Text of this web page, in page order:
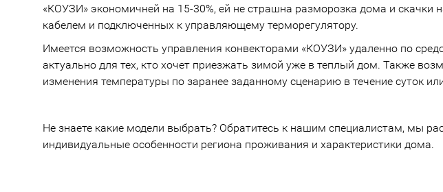
«КОУЗИ» экономичней на 15-30%, ей не страшна разморозка дома и
кабелем и подключенных к управляющему терморегулятору.
Имеется возможность управления конвекторами «КОУЗИ» удаленно по
актуально для тех, кто хочет приезжать зимой уже в теплый дом. Также
изменения температуры по заранее заданному сценарию в течение суток
Не знаете какие модели выбрать? Обратитесь к нашим специалистам, мы
индивидуальные особенности региона проживания и характеристики дома.